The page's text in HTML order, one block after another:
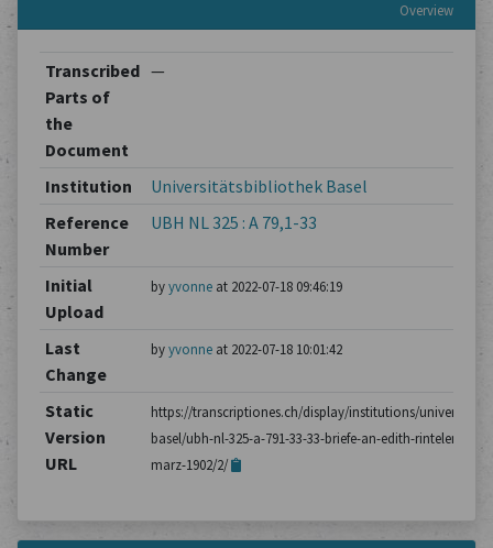
Overview
Transcribed
Parts of
the
Document
—
Institution
Universitätsbibliothek Basel
Reference
Number
UBH NL 325 : A 79,1-33
Initial
Upload
byyvonneat 2022-07-18 09:46:19
Last
Change
byyvonneat 2022-07-18 10:01:42
Static
Version
URL
https://transcriptiones.ch/display/institutions/
basel/ubh-nl-325-a-791-33-33-briefe-an-edith-rintelen/
marz-1902/2/